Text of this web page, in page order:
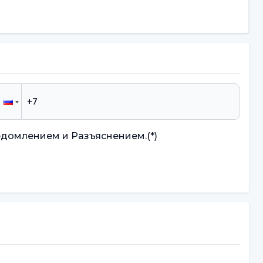
и Разъяснением.(*)